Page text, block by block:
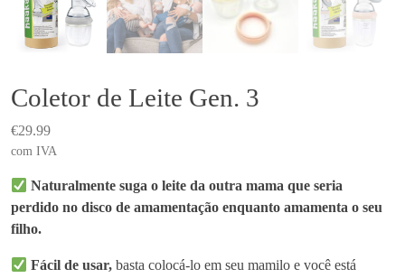
Coletor de Leite Gen. 3
€29.99
com IVA
Naturalmente suga o leite da outra mama que seria
perdido no disco de amamentação enquanto amamenta o seu
filho.
Fácil de usar,basta colocá-lo em seu mamilo e você está